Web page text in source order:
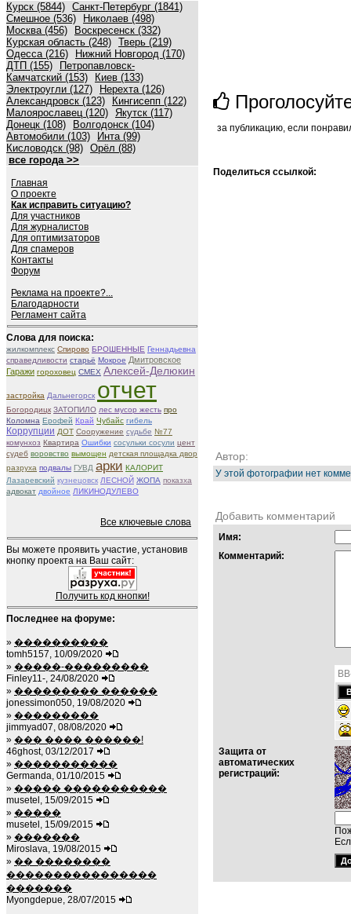
Курск (5844) Санкт-Петербург (1841)
Смешное (536)
Николаев (498)
Москва (456)
Воскресенск (332)
Курская область (248) Тверь (219)
Одесса (216)
Нижний Новгород (170)
ДТП (155)
Петропавловск-
Камчатский (153)
Киев (133)
Электроугли (127)
Нерехта (126)
Александровск (123)
Кингисепп (122)
Малоярославец (120) Якутск (117)
Донецк (108)
Волгодонск (104)
Автомобили (103)
Инта (99)
Кисловодск (98) Орёл (88)
все города >>
Главная
О проекте
Как исправить ситуацию?
Для участников
Для журналистов
Для оптимизаторов
Для спамеров
Контакты
Форум
Реклама на проекте?...
Благодарности
Регламент сайта
Слова для поиска:
жилкомплекс Спирово БРОШЕННЫЕ Геннадьевна
справедливости старьё Мокрое Дмитровское
Гаражи гороховец СМЕХ Алексей-Делюкин
застройка Дальнегорск отчет
Богородицк ЗАТОПИЛО лес мусор жесть про
Коломна Ерофей Край Чубайс гибель
Коррупции ДОТ Сооружение судьбе №77
комунхоз Квартира Ошибки сосульки сосули цент
судеб воровство вымощен детская площадка двор
разруха подвалы ГУВД арки КАЛОРИТ
Лазаревский кузнецовск ЛЕСНОЙ ЖОПА показха
адвокат двойное ЛИКИНОДУЛЕВО
Все ключевые слова
Вы можете проявить участие, установив
кнопку проекта на Ваш сайт:
Получить код кнопки!
Последнее на форуме:
» ����������
tomh5157, 10/09/2020
» �����-���������
Finley11-, 24/08/2020
» ��������� ������
jonessimon050, 19/08/2020
» ���������
jimmyad07, 08/08/2020
» ��� ���� ������!
46ghost, 03/12/2017
» �����������
Germanda, 01/10/2015
» ����� �����������
musetel, 15/09/2015
» �����
musetel, 15/09/2015
» �������
Miroslava, 19/08/2015
» �� ��������
����������������
�������
Myongdepue, 28/07/2015
за публикацию, если
Поделиться ссылкой:
Автор:
У этой фотографии нет
Добавить комментарий
Имя:
Комментарий:
Защита от
автоматических
регистраций: